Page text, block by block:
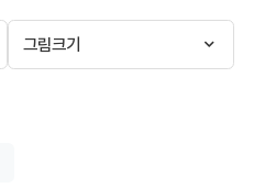
그림크기